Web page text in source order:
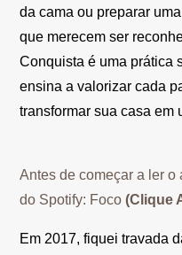
da cama ou preparar
que merecem ser
Conquista é uma prática
ensina a valorizar cada
transformar sua casa em
Antes de começar a ler
do Spotify: Foco (Clique
Em 2017, fiquei travada